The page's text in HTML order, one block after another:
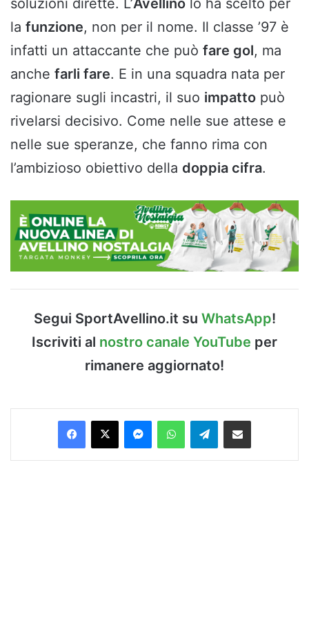
la funzione, non per il nome. Il classe ’97 è
infatti un attaccante che può fare gol, ma
anche farli fare. E in una squadra nata per
ragionare sugli incastri, il suo impatto può
rivelarsi decisivo. Come nelle sue attese e
nelle sue speranze, che fanno rima con
l’ambizioso obiettivo della doppia cifra.
Segui SportAvellino.it su WhatsApp!
Iscriviti al nostro canale YouTube per
rimanere aggiornato!
Facebook
X MessengerWhatsAppTelegramCondividi via Email